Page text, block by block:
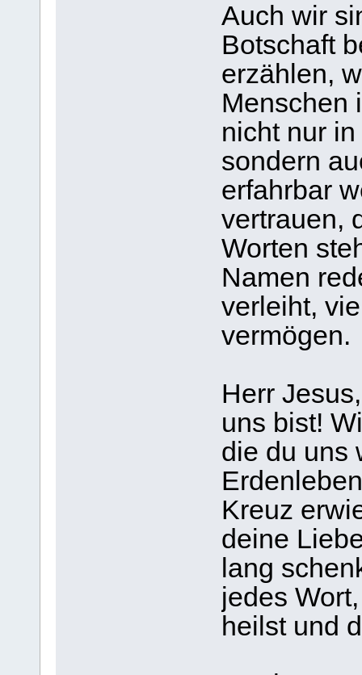
Auch wir
Botschaft
erzählen,
Menschen
nicht nur
sondern
erfahrbar
vertrauen,
Worten
Namen
verleiht,
vermögen.
Herr
uns bist!
die du uns
Kreuz
deine
lang
jedes
heilst und